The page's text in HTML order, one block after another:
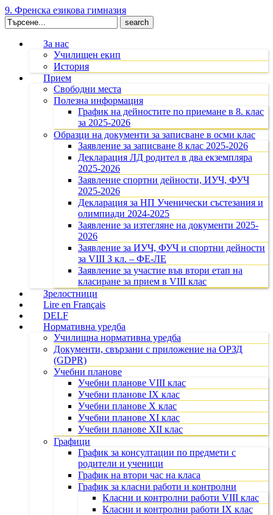
9. Френска езикова гимназия
Search
for:
За нас
Училищен екип
История
Прием
Свободни места
Полезна информация
График на дейностите по приемане в 8. клас
за 2025-2026
Образци на документи за записване в осми клас
Заявление за записване 8 клас 2025-2026
Декларация ЛД родител в два екземпляра
2025-2026
Заявление спортни дейности, ИУЧ, ФУЧ
2025-2026
Декларация за НП Ученически състезания и
олимпиади 2024-2025
Заявление за изтегляне на документи 2025-
2026
Заявление за ИУЧ, ФУЧ и спортни дейности
за VIII З кл. – ФЕ-ЛЕ
Заявление за участие във втори етап на
класиране за прием в VIII клас
Зрелостници
Lire en Français
DELF
Нормативна уредба
Училищна нормативна уредба
Документи, свързани с приложение на ОРЗД
(GDPR)
Учебни планове
Учебни планове VIII клас
Учебни планове IX клас
Учебни планове X клас
Учебни планове XI клас
Учебни планове XII клас
Графици
График за консултации по предмети с
родители и ученици
График на втори час на класа
График за класни работи и контролни
Класни и контролни работи VIII клас
Класни и контролни работи IX клас